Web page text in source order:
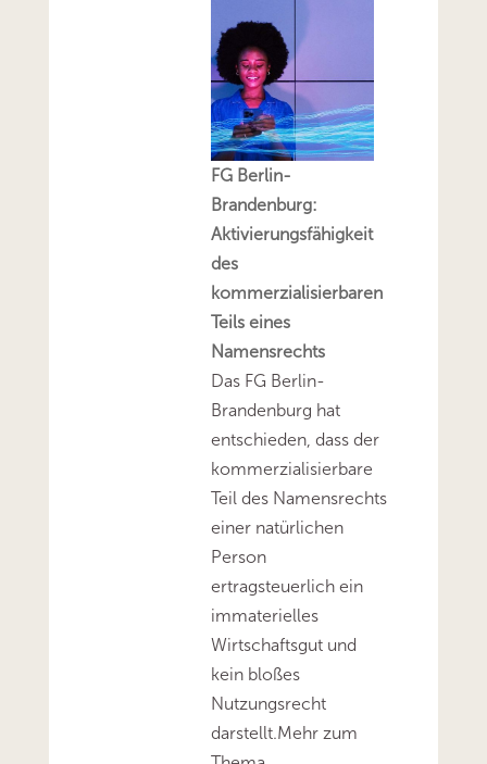
FG Berlin-
Brandenburg:
Aktivierungsfähigkeit
des
kommerzialisierbaren
Teils eines
Namensrechts
Das FG Berlin-
Brandenburg hat
entschieden, dass der
kommerzialisierbare
Teil des Namensrechts
einer natürlichen
Person
ertragsteuerlich ein
immaterielles
Wirtschaftsgut und
kein bloßes
Nutzungsrecht
darstellt.Mehr zum